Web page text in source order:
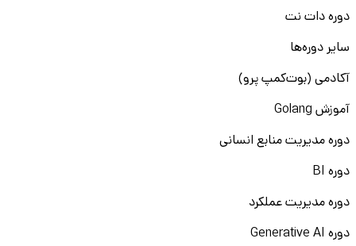
دوره دات نت
سایر دوره‌ها
آکادمی (بوت‌کمپ پرو)
آموزش Golang
دوره مدیریت منابع انسانی
دوره BI
دوره مدیریت عملکرد
دوره Generative AI